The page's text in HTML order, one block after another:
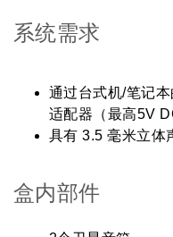
系统需求
通过台式机/笔记
适配器（最高5V
具有 3.5 毫米立体
盒内部件